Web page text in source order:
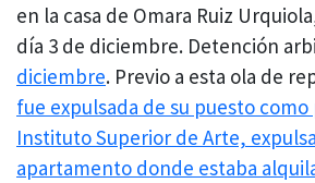
en la casa de Omara Ruiz
día 3 de diciembre. Detención
diciembre. Previo a esta ola de
fue expulsada de su puesto
Instituto Superior de Arte,
apartamento donde estaba